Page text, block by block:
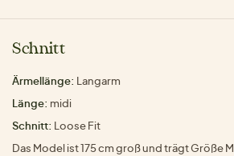
Schnitt
Ärmellänge: Langarm
Länge: midi
Schnitt: Loose Fit
Das Model ist 175 cm groß und trägt Größe M